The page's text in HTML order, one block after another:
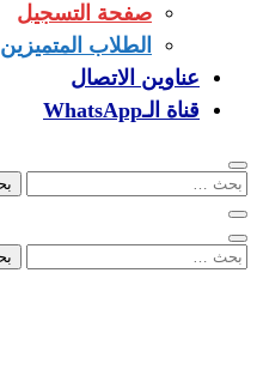
صفحة التسجيل
الطلاب المتميزين
عناوين الاتصال
قناة الـWhatsApp
البحث
عن:
البحث